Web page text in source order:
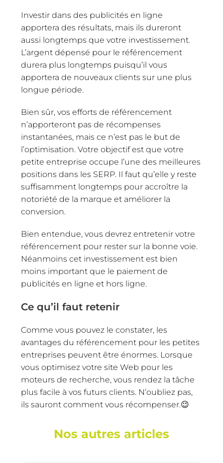
Investir dans des publicités en ligne
apportera des résultats, mais ils dureront
aussi longtemps que votre investissement.
L’argent dépensé pour le référencement
durera plus longtemps puisqu’il vous
apportera de nouveaux clients sur une plus
longue période.
Bien sûr, vos efforts de référencement
n’apporteront pas de récompenses
instantanées, mais ce n’est pas le but de
l’optimisation. Votre objectif est que votre
petite entreprise occupe l’une des meilleures
positions dans les SERP. Il faut qu’elle y reste
suffisamment longtemps pour accroître la
notoriété de la marque et améliorer la
conversion.
Bien entendue, vous devrez entretenir votre
référencement pour rester sur la bonne voie.
Néanmoins cet investissement est bien
moins important que le paiement de
publicités en ligne et hors ligne.
Ce qu’il faut retenir
Comme vous pouvez le constater, les
avantages du référencement pour les petites
entreprises peuvent être énormes. Lorsque
vous optimisez votre site Web pour les
moteurs de recherche, vous rendez la tâche
plus facile à vos futurs clients. N’oubliez pas,
ils sauront comment vous récompenser.😉
Nos autres articles